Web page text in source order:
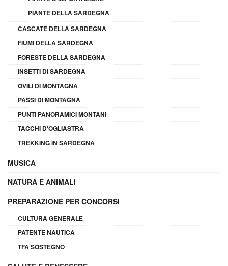
PIANTE DELLA SARDEGNA
CASCATE DELLA SARDEGNA
FIUMI DELLA SARDEGNA
FORESTE DELLA SARDEGNA
INSETTI DI SARDEGNA
OVILI DI MONTAGNA
PASSI DI MONTAGNA
PUNTI PANORAMICI MONTANI
TACCHI D'OGLIASTRA
TREKKING IN SARDEGNA
MUSICA
NATURA E ANIMALI
PREPARAZIONE PER CONCORSI
CULTURA GENERALE
PATENTE NAUTICA
TFA SOSTEGNO